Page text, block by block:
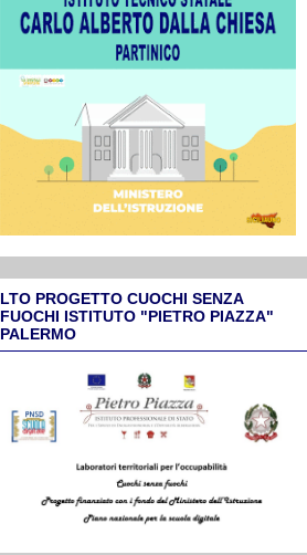
LTO PROGETTO CUOCHI SENZA
FUOCHI ISTITUTO "PIETRO PIAZZA"
PALERMO